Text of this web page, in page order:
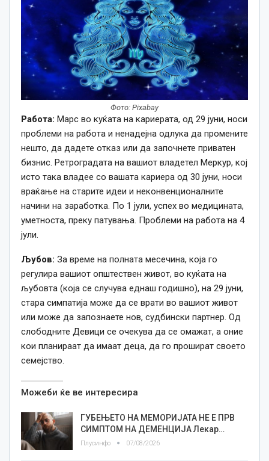
Фото: Pixabay
Работа: Марс во куќата на кариерата, од 29 јуни, носи
проблеми на работа и ненадејна одлука да промените
нешто, да дадете отказ или да започнете приватен
бизнис. Ретроградата на вашиот владетел Меркур, кој
исто така владее со вашата кариера од 30 јуни, носи
враќање на старите идеи и неконвенционалните
начини на заработка. По 1 јули, успех во медицината,
уметноста, преку патувања. Проблеми на работа на 4
јули.
Љубов: За време на полната месечина, која го
регулира вашиот општествен живот, во куќата на
љубовта (која се случува еднаш годишно), на 29 јуни,
стара симпатија може да се врати во вашиот живот
или може да запознаете нов, судбински партнер. Од
слободните Девици се очекува да се омажат, а оние
кои планираат да имаат деца, да го прошират своето
семејство.
Можеби ќе ве интересира
ГУБЕЊЕТО НА МЕМОРИЈАТА НЕ Е ПРВ
СИМПТОМ НА ДЕМЕНЦИЈА Лекар…
Плусинфо 07/08/2026